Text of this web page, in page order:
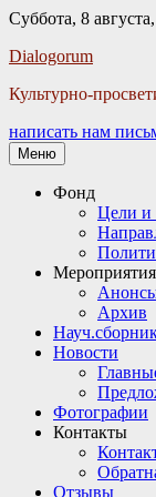
Суббота, 8
Dialogorum
Культурно-
написать нам
Меню
Основное
Фонд
Цели и
Мероприятия
Архив
Новости
Фотографии
Контакты
Отзывы